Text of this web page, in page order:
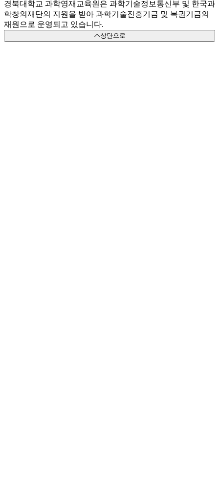
경북대학교 과학영재교육원은 과학기술정보통신부 및 한국과
학창의재단의 지원을 받아 과학기술진흥기금 및 복권기금의
재원으로 운영되고 있습니다.
상단으로